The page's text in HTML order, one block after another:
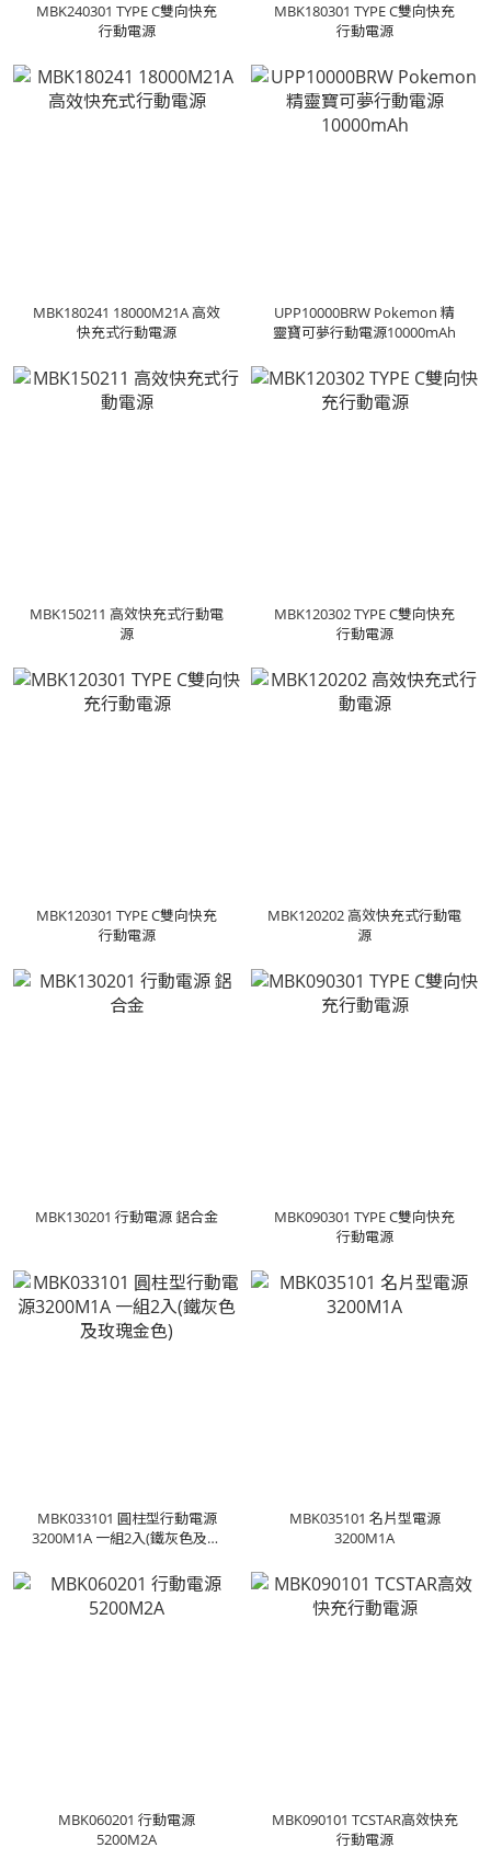
MBK240301 TYPE C雙向快充
行動電源
MBK180301 TYPE C雙向快充
行動電源
MBK180241 18000M21A 高效
快充式行動電源
UPP10000BRW Pokemon 精
靈寶可夢行動電源10000mAh
MBK150211 高效快充式行動電
源
MBK120302 TYPE C雙向快充
行動電源
MBK120301 TYPE C雙向快充
行動電源
MBK120202 高效快充式行動電
源
MBK130201 行動電源 鋁合金
MBK090301 TYPE C雙向快充
行動電源
MBK033101 圓柱型行動電源
3200M1A 一組2入(鐵灰色及玫
MBK035101 名片型電源
3200M1A
MBK060201 行動電源
5200M2A
MBK090101 TCSTAR高效快充
行動電源